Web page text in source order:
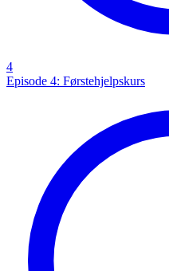
4
Episode 4: Førstehjelpskurs